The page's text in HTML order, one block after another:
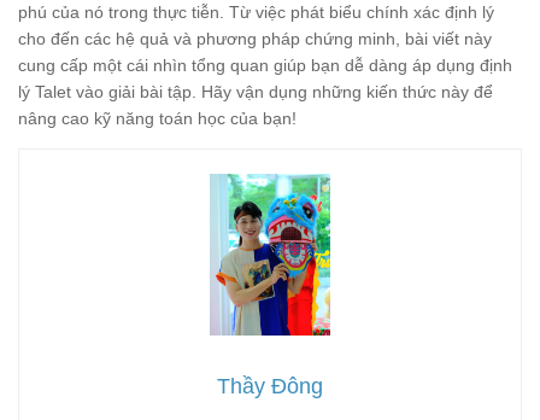
phú của nó trong thực tiễn. Từ việc phát biểu chính xác định lý
cho đến các hệ quả và phương pháp chứng minh, bài viết này
cung cấp một cái nhìn tổng quan giúp bạn dễ dàng áp dụng định
lý Talet vào giải bài tập. Hãy vận dụng những kiến thức này để
nâng cao kỹ năng toán học của bạn!
Thầy Đông